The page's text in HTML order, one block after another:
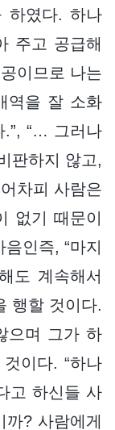
하였다. 하나
주고 공급해
이므로 나는
역을 잘 소화
.”, “… 그러나
판하지 않고,
차피 사람은
없기 때문이
인즉, “마지
도 계속해서
행할 것이다.
으며 그가 하
이다. “하나
고 하신들 사
? 사람에게